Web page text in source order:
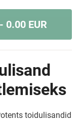
0.00 EUR
toidulisandid